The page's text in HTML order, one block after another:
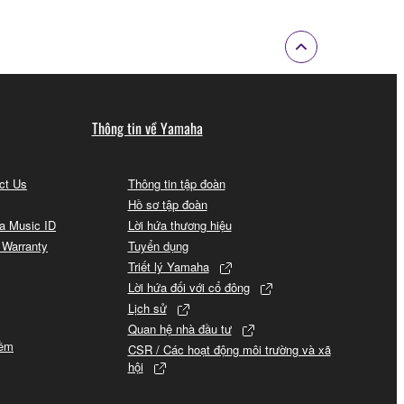
Us
Music ID
Thông tin về Yamaha
Thông tin tập đoàn
Hồ sơ tập đoàn
Lời hứa thương hiệu
Tuyển dụng
Triết lý Yamaha
Lời hứa đối với cổ đông
Lịch sử
Quan hệ nhà đầu tư
CSR / Các hoạt động môi trường và xã
hội